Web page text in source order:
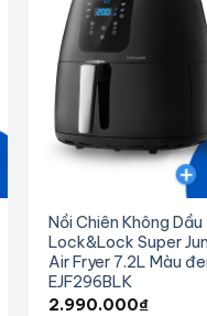
Nồi Chiên Không Dầu
Lock&Lock Super
Air Fryer 7.2L Màu
EJF296BLK
2.990.000₫